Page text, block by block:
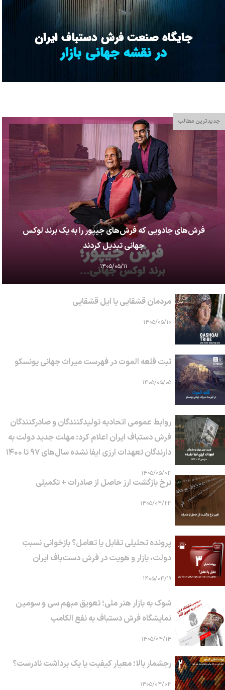
جدیدترین مطالب
فرش‌های جادویی که فرش‌های جیپور را به یک برند لوکس
جهانی تبدیل کردند
۱۴۰۵/۰۵/۱۱
مردمان قشقایی یا ایل قشقایی
۱۴۰۵/۰۵/۱۰
ثبت قلعه الموت در فهرست میراث جهانی یونسکو
۱۴۰۵/۰۵/۰۵
روابط عمومی اتحادیه تولیدکنندگان و صادرکنندگان
فرش دستباف ایران اعلام کرد: مهلت جدید دولت به
دارندگان تعهدات ارزی ایفا نشده سال‌های ۹۷ تا ۱۴۰۰
۱۴۰۵/۰۵/۰۳
نرخ بازگشت ارز حاصل از صادرات + تکمیلی
۱۴۰۵/۰۴/۲۳
پرونده تحلیلی تقابل یا تعامل؟ بازخوانی نسبتِ
دولت، بازار و هویت در فرش دست‌باف ایران
۱۴۰۵/۰۴/۱۹
شوک به بازار هنر ملی؛ تعویق مبهم سی و سومین
نمایشگاه فرش دستباف به نفع الکامپ
۱۴۰۵/۰۴/۱۴
رجشمار بالا؛ معیار کیفیت یا یک برداشت نادرست؟
۱۴۰۵/۰۴/۰۳